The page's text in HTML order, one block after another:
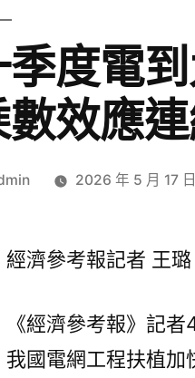
季度電
數效應
2026 年 5 月 17 日
經濟參考報記者 王璐
《經濟參考報》記
我國電網工程扶植